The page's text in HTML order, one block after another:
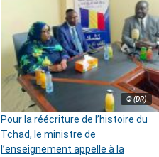
© (DR)
Pour la réécriture de l’histoire du
Tchad, le ministre de
l’enseignement appelle à la